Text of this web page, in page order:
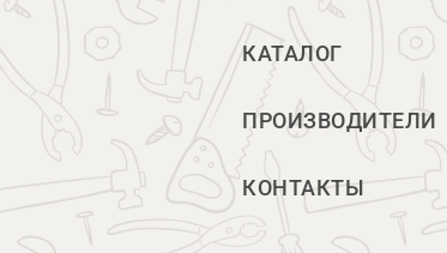
КАТАЛОГ
ПРОИЗВОДИТЕЛИ
КОНТАКТЫ